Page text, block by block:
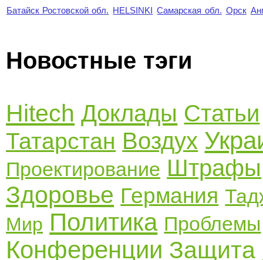
Батайск Ростовской обл. HELSINKI Самарская обл. Орск
Новостные тэги
Hitech Доклады Статьи
Татарстан Воздух
Проектирование Штрафы
Здоровье Германия
Мир Политика Проблемы
Конференции Защита